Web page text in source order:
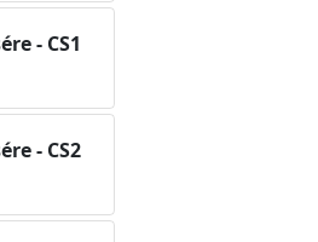
- CS1
- CS2